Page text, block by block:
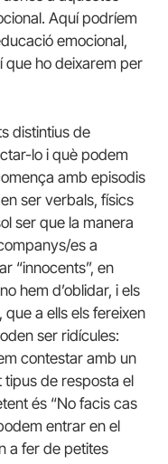
Aquí podríem
emocional,
que ho deixarem per
distintius de
lo i què podem
amb episodis
ser verbals, físics
ser que la manera
es a
“innocents”, en
hem d’oblidar, i els
que a ells els fereixen
ser ridícules:
contestar amb un
tipus de resposta el
és “No facis cas
entrar en el
a fer de petites